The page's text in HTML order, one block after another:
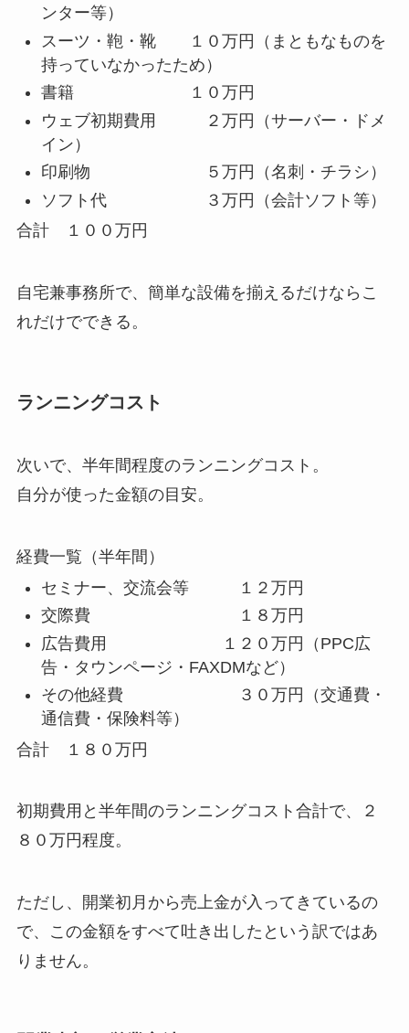
ンター等）
スーツ・鞄・靴 １０万円（まともなものを
持っていなかったため）
書籍 １０万円
ウェブ初期費用 ２万円（サーバー・ドメ
イン）
印刷物 ５万円（名刺・チラシ）
ソフト代 ３万円（会計ソフト等）
合計 １００万円
自宅兼事務所で、簡単な設備を揃えるだけならこ
れだけでできる。
ランニングコスト
次いで、半年間程度のランニングコスト。
自分が使った金額の目安。
経費一覧（半年間）
セミナー、交流会等 １２万円
交際費 １８万円
広告費用 １２０万円（PPC広
告・タウンページ・FAXDMなど）
その他経費 ３０万円（交通費・
通信費・保険料等）
合計 １８０万円
初期費用と半年間のランニングコスト合計で、
２
８０万円程度。
ただし、開業初月から売上金が入ってきているの
で、この金額をすべて吐き出したという訳ではあ
りません。